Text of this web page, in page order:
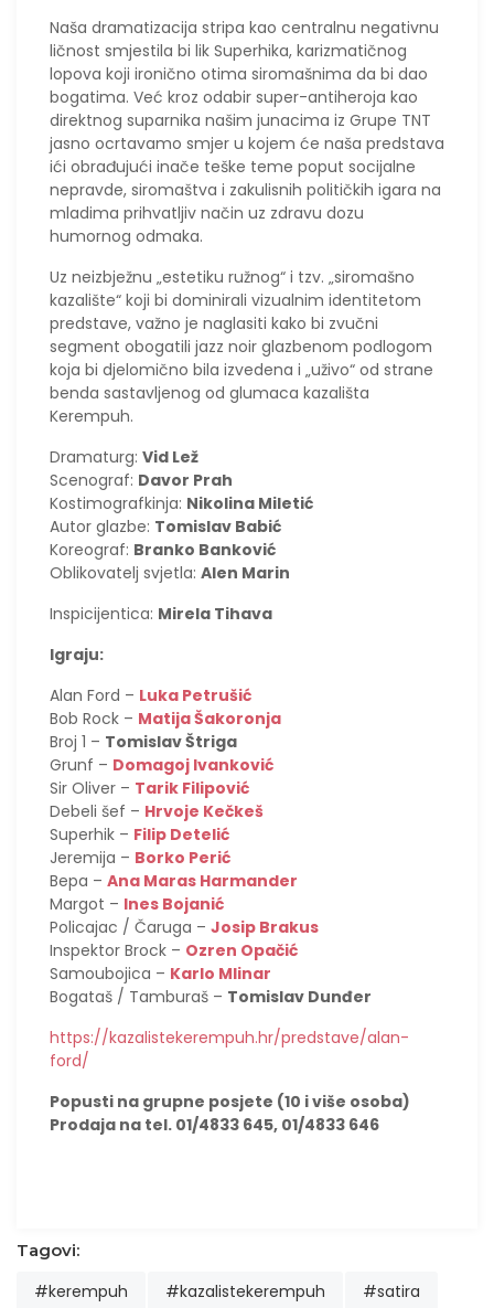
Naša dramatizacija stripa kao centralnu negativnu
ličnost smjestila bi lik Superhika, karizmatičnog
lopova koji ironično otima siromašnima da bi dao
bogatima. Već kroz odabir super-antiheroja kao
direktnog suparnika našim junacima iz Grupe TNT
jasno ocrtavamo smjer u kojem će naša predstava
ići obrađujući inače teške teme poput socijalne
nepravde, siromaštva i zakulisnih političkih igara na
mladima prihvatljiv način uz zdravu dozu
humornog odmaka.
Uz neizbježnu „estetiku ružnog“ i tzv. „siromašno
kazalište“ koji bi dominirali vizualnim identitetom
predstave, važno je naglasiti kako bi zvučni
segment obogatili jazz noir glazbenom podlogom
koja bi djelomično bila izvedena i „uživo“ od strane
benda sastavljenog od glumaca kazališta
Kerempuh.
Dramaturg: Vid Lež
Scenograf: Davor Prah
Kostimografkinja: Nikolina Miletić
Autor glazbe: Tomislav Babić
Koreograf: Branko Banković
Oblikovatelj svjetla: Alen Marin
Inspicijentica: Mirela Tihava
Igraju:
Alan Ford – Luka Petrušić
Bob Rock – Matija Šakoronja
Broj 1 – Tomislav Štriga
Grunf – Domagoj Ivanković
Sir Oliver – Tarik Filipović
Debeli šef – Hrvoje Kečkeš
Superhik – Filip Detelić
Jeremija – Borko Perić
Bepa – Ana Maras Harmander
Margot – Ines Bojanić
Policajac / Čaruga – Josip Brakus
Inspektor Brock – Ozren Opačić
Samoubojica – Karlo Mlinar
Bogataš / Tamburaš – Tomislav Dunđer
https://kazalistekerempuh.hr/predstave/alan-
ford/
Popusti na grupne posjete (10 i više osoba)
Prodaja na tel. 01/4833 645, 01/4833 646
Tagovi:
#kerempuh #kazalistekerempuh
#satira